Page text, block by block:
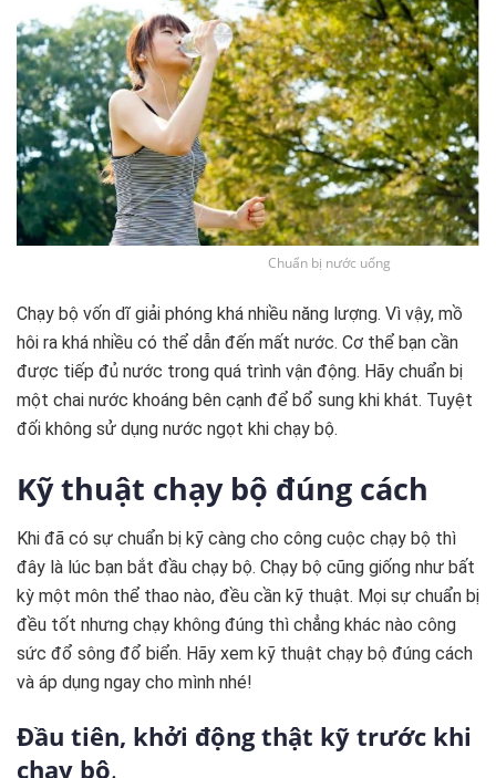
Chuẩn bị nước uống
Chạy bộ vốn dĩ giải phóng khá nhiều năng lượng. Vì vậy, mồ
hôi ra khá nhiều có thể dẫn đến mất nước. Cơ thể bạn cần
được tiếp đủ nước trong quá trình vận động. Hãy chuẩn bị
một chai nước khoáng bên cạnh để bổ sung khi khát. Tuyệt
đối không sử dụng nước ngọt khi chạy bộ.
Kỹ thuật chạy bộ đúng cách
Khi đã có sự chuẩn bị kỹ càng cho công cuộc chạy bộ thì
đây là lúc bạn bắt đầu chạy bộ. Chạy bộ cũng giống như bất
kỳ một môn thể thao nào, đều cần kỹ thuật. Mọi sự chuẩn bị
đều tốt nhưng chạy không đúng thì chẳng khác nào công
sức đổ sông đổ biển. Hãy xem kỹ thuật chạy bộ đúng cách
và áp dụng ngay cho mình nhé!
Đầu tiên, khởi động thật kỹ trước khi
chạy bộ.